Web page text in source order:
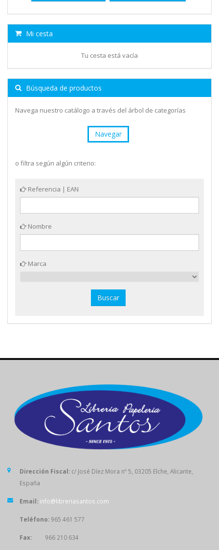
Mi cesta
Tu cesta está vacía
Búsqueda de productos
Navega nuestro catálogo a través del árbol de categorías
Navegar
o filtra según algún criterio:
Referencia | EAN
Nombre
Marca
Dirección Fiscal: c/ José Díez Mora nº 5, 03205 Elche, Alicante,
España
Email: info@libreriasantos.com
Teléfono: 965 461 577
Fax: 966 210 634